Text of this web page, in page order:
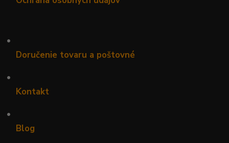
•
Doručenie tovaru a poštovné
•
Kontakt
•
Blog